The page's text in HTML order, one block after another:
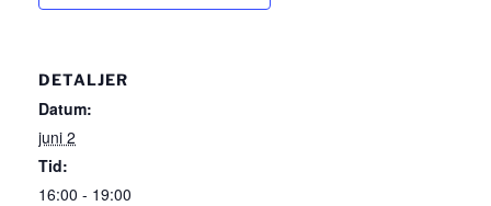
DETALJER
Datum:
juni 2
Tid:
16:00 - 19:00